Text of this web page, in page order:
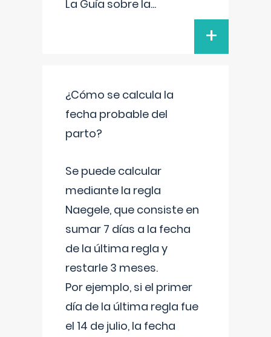
La Guía sobre la...
+
¿Cómo se calcula la
fecha probable del
parto?
Se puede calcular
mediante la regla
Naegele, que consiste en
sumar 7 días a la fecha
de la última regla y
restarle 3 meses.
Por ejemplo, si el primer
día de la última regla fue
el 14 de julio, la fecha